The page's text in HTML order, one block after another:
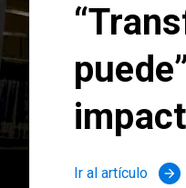
Ir al artículo arrow_forward